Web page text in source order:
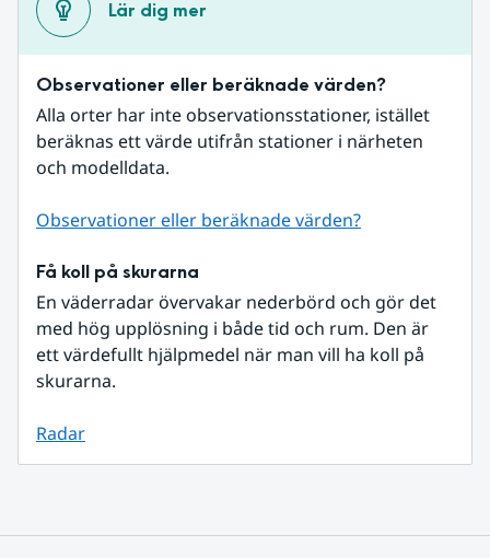
Lär dig mer
Observationer eller beräknade värden?
Alla orter har inte observationsstationer, istället
beräknas ett värde utifrån stationer i närheten
och modelldata.
Observationer eller beräknade värden?
Få koll på skurarna
En väderradar övervakar nederbörd och gör det
med hög upplösning i både tid och rum. Den är
ett värdefullt hjälpmedel när man vill ha koll på
skurarna.
Radar